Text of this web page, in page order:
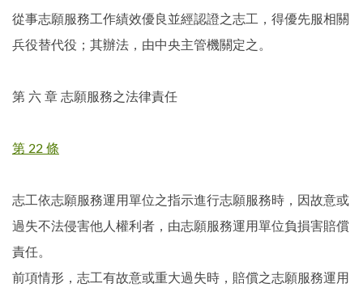
從事志願服務工作績效優良並經認證之志工，得優先服相關
兵役替代役；其辦法，由中央主管機關定之。
第 六 章 志願服務之法律責任
第 22 條
志工依志願服務運用單位之指示進行志願服務時，因故意或
過失不法侵害他人權利者，由志願服務運用單位負損害賠償
責任。
前項情形，志工有故意或重大過失時，賠償之志願服務運用